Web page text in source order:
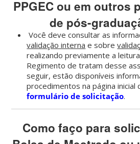
PPGEC ou em outros
de pós-
Você deve consultar as
validação interna e sobre
realizando previamente a
Regimento de tratam desse
seguir, estão disponíveis
procedimentos na página inicial
formulário de solicitação.
Como faço para